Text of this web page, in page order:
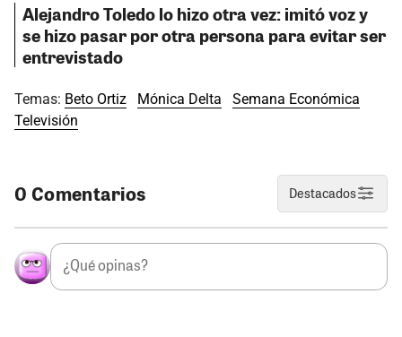
Alejandro Toledo lo hizo otra vez: imitó voz y
se hizo pasar por otra persona para evitar ser
entrevistado
Temas: Beto Ortiz Mónica Delta
Semana Económica
Televisión
0 Comentarios Destacados